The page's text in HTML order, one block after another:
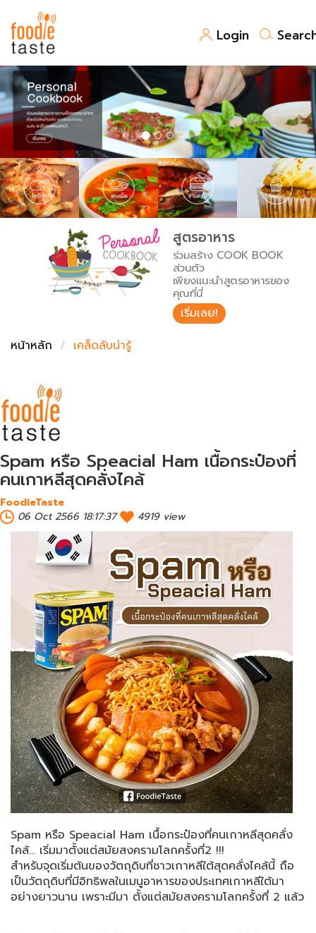
Login
สูตรอาหาร
สูตรอาหารล่าสุด
Top Foodie
พาไปชิม
สารพันก้นครัว
เคล็ดลับน่ารู้
เปรียบเทียบหน่วยการตวง
เปรียบเทียบอุณหภูมิ
เปรียบเทียบน้ำหนักวัตถุดิบ
FoodPedia
สร้าง Cookbook
สูตรอาหาร
ร่วมสร้าง COOK BOOK
ส่วนตัว
เพียงแนะนำสูตรอาหารของ
คุณที่นี่
เริ่มเลย!
หน้าหลัก
เคล็ดลับน่ารู้
Spam หรือ Speacial Ham เนื้อกระป๋องที่
คนเกาหลีสุดคลั่งไคล้
FoodieTaste
06 Oct 2566 18:17:37
4919 view
Spam หรือ Speacial Ham เนื้อกระป๋องที่คนเกาหลีสุดคลั่ง
ไคล้… เริ่มมาตั้งแต่สมัยสงครามโลกครั้งที่2 !!!
สำหรับจุดเริ่มต้นของวัตถุดิบที่ชาวเกาหลีใต้สุดคลั่งไคล้นี้ ถือ
เป็นวัตถุดิบที่มีอิทธิพลในเมนูอาหารของประเทศเกาหลีใต้มา
อย่างยาวนาน เพราะมีมา ตั้งแต่สมัยสงครามโลกครั้งที่ 2 แล้ว